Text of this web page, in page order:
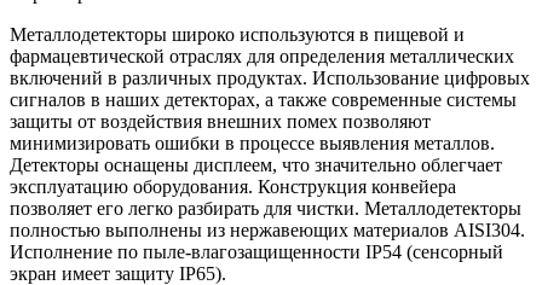
Металлодетекторы широко используются в пищевой и
фармацевтической отраслях для определения металлических
включений в различных продуктах. Использование цифровых
сигналов в наших детекторах, а также современные системы
защиты от воздействия внешних помех позволяют
минимизировать ошибки в процессе выявления металлов.
Детекторы оснащены дисплеем, что значительно облегчает
эксплуатацию оборудования. Конструкция конвейера
позволяет его легко разбирать для чистки. Металлодетекторы
полностью выполнены из нержавеющих материалов AISI304.
Исполнение по пыле-влагозащищенности IP54 (сенсорный
экран имеет защиту IP65).